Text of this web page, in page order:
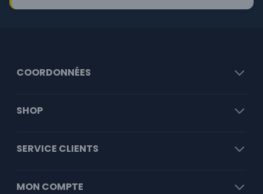
COORDONNÉES
SHOP
SERVICE CLIENTS
MON COMPTE